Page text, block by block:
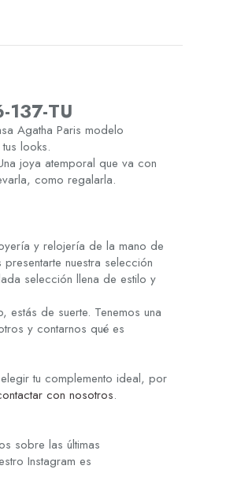
TU
Agatha Paris modelo
looks.
joya atemporal que va con
como regalarla.
y relojería de la mano de
nuestra selección
selección llena de estilo y
de suerte. Tenemos una
y contarnos qué es
tu complemento ideal, por
con nosotros.
sobre las últimas
Instagram es